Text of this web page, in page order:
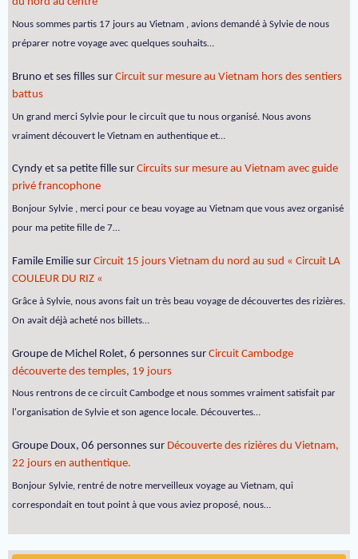
Nous sommes partis 17 jours au Vietnam , avions demandé à Sylvie de nous
préparer notre voyage avec quelques souhaits…
Bruno et ses filles sur Circuit sur mesure au Vietnam hors des sentiers
battus
Un grand merci Sylvie pour le circuit que tu nous organisé. Nous avons
vraiment découvert le Vietnam en authentique et…
Cyndy et sa petite fille sur Circuits sur mesure au Vietnam avec guide
privé francophone
Bonjour Sylvie , merci pour ce beau voyage au Vietnam que vous avez organisé
pour ma petite fille de 7…
Famile Emilie sur Circuit 15 jours Vietnam du nord au sud « Circuit LA
COULEUR DU RIZ «
Grâce à Sylvie, nous avons fait un très beau voyage de découvertes des rizières.
On avait déjà acheté nos billets…
Groupe de Michel Rolet, 6 personnes sur Circuit Cambodge
découverte des temples, 19 jours
Nous rentrons de ce circuit Cambodge et nous sommes vraiment satisfait par
l'organisation de Sylvie et son agence locale. Découvertes…
Groupe Doux, 06 personnes sur Découverte des rizières du Vietnam,
22 jours en authentique.
Bonjour Sylvie, rentré de notre merveilleux voyage au Vietnam, qui
correspondait en tout point à que vous aviez proposé, nous…